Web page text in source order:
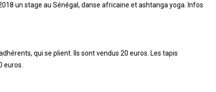
un stage au Sénégal, danse africaine et ashtanga yoga. Infos
qui se plient. Ils sont vendus 20 euros. Les tapis
euros.